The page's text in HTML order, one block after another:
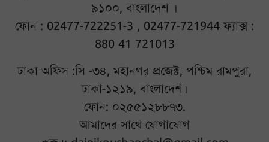
৯১০০, বাংলাদেশ ।
ফোন : 02477-722251-3 , 02477-721944 ফ্যাক্স :
880 41 721013
ঢাকা অফিস :সি -৩৪, মহানগর প্রজেক্ট, পশ্চিম রামপুরা,
ঢাকা-১২১৯, বাংলাদেশ।
ফোন: ০২৫৫১২৮৮৭৩.
আমাদের সাথে যোগাযোগ